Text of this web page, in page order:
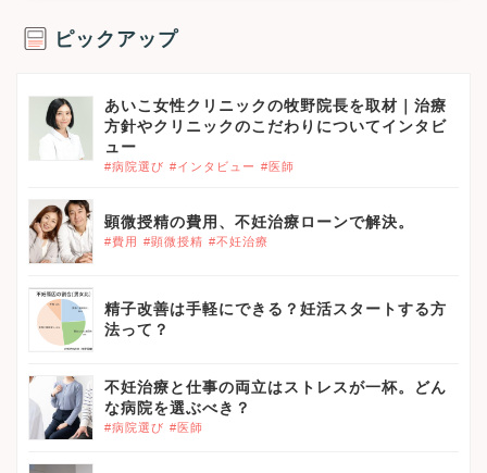
ピックアップ
あいこ女性クリニックの牧野院長を取材｜治療
方針やクリニックのこだわりについてインタビ
ュー
#病院選び #インタビュー #医師
顕微授精の費用、不妊治療ローンで解決。
#費用 #顕微授精 #不妊治療
精子改善は手軽にできる？妊活スタートする方
法って？
不妊治療と仕事の両立はストレスが一杯。どん
な病院を選ぶべき？
#病院選び #医師